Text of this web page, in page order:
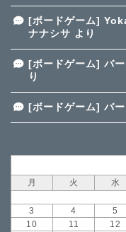
[ボードゲーム]
ナナシサ より
[ボードゲーム] バ
り
[ボードゲーム] バ
月
火 水
3
4 5
10
11 12